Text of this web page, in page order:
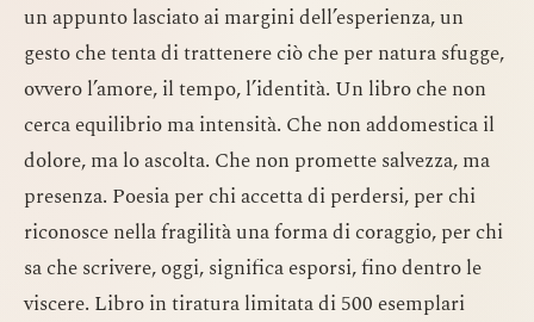
un appunto lasciato ai margini dell’esperienza, un
gesto che tenta di trattenere ciò che per natura sfugge,
ovvero l’amore, il tempo, l’identità. Un libro che non
cerca equilibrio ma intensità. Che non addomestica il
dolore, ma lo ascolta. Che non promette salvezza, ma
presenza. Poesia per chi accetta di perdersi, per chi
riconosce nella fragilità una forma di coraggio, per chi
sa che scrivere, oggi, significa esporsi, fino dentro le
viscere. Libro in tiratura limitata di 500 esemplari